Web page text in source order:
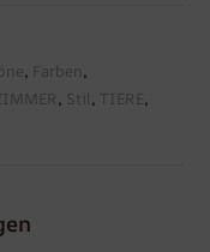
, Farben ,
, Stil, TIERE,